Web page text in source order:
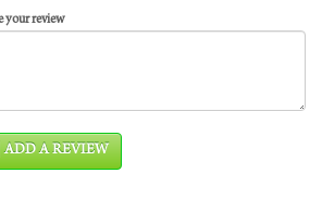
your review
A REVIEW